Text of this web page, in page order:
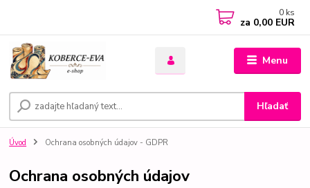
Menu
Hľadať
0 ks
za 0,00 EUR
Úvod Ochrana osobných údajov - GDPR
Ochrana osobných údajov